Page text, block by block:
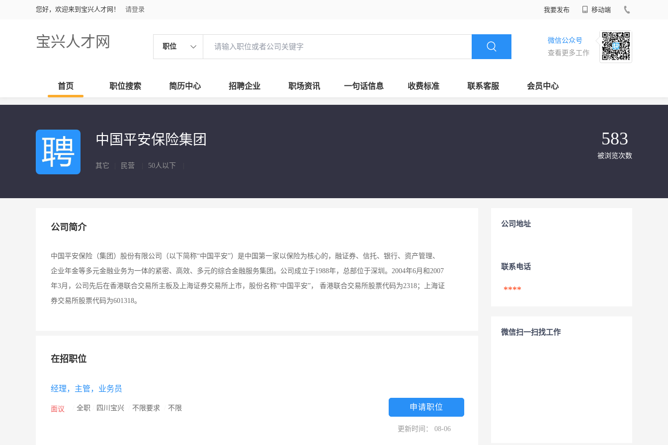
您好，欢迎来到宝兴人才网！ 请登录 我要发布 移动端
宝兴人才网 职位
微信公众号
查看更多工作
首页 职位搜索 简历中心 招聘企业 职场资讯 一句话信息 收费标准 联系客服 会员中心
中国平安保险集团
其它 民营 50人以下
583
被浏览次数
公司简介
中国平安保险（集团）股份有限公司（以下简称“中国平安”）是中国第一家以保险为核心的，融证券、信托、银行、资产管理、
企业年金等多元金融业务为一体的紧密、高效、多元的综合金融服务集团。公司成立于1988年，总部位于深圳。2004年6月和2007
年3月，公司先后在香港联合交易所主板及上海证券交易所上市，股份名称“中国平安”， 香港联合交易所股票代码为2318；上海证
券交易所股票代码为601318。
在招职位
经理，主管，业务员
面议 全职 四川宝兴 不限要求 不限 申请职位
更新时间： 08-06
公司地址
联系电话
****
微信扫一扫找工作